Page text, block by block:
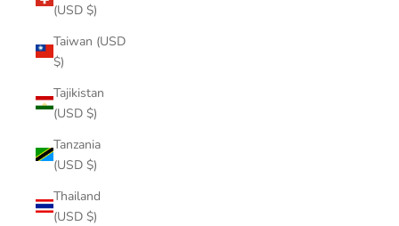
(USD $)
Taiwan (USD
$)
Tajikistan
(USD $)
Tanzania
(USD $)
Thailand
(USD $)